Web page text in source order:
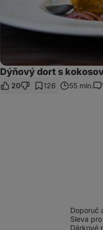
Dýňový dort s
20 126 55 min.
Doporuč
Sleva
Dárkové